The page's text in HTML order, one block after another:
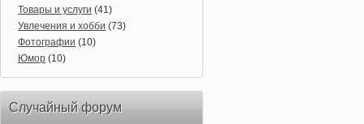
Товары и услуги (41)
Увлечения и хобби (73)
Фотографии (10)
Юмор (10)
Случайный форум